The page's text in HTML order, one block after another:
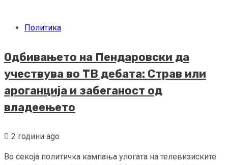
Политика
Одбивањето на Пендаровски да
учествува во ТВ дебата: Страв или
ароганција и забеганост од
владеењето
2 години ago
Во секоја политичка кампања улогата на телевизиските